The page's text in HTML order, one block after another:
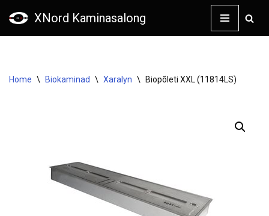
XNord Kaminasalong
Home \ Biokaminad \ Xaralyn \ Biopõleti XXL (11814LS)